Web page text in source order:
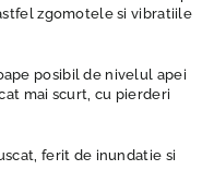
zgomotele si vibratiile
posibil de nivelul apei
mai scurt, cu pierderi
ferit de inundatie si